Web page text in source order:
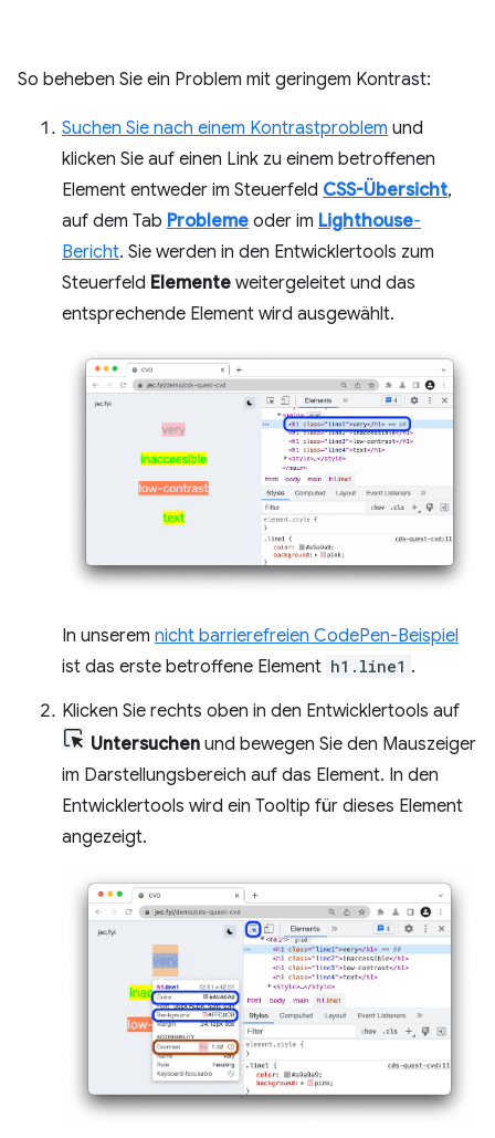
So beheben Sie ein Problem mit geringem Kontrast:
Suchen Sie nach einem Kontrastproblem und
klicken Sie auf einen Link zu einem betroffenen
Element entweder im Steuerfeld CSS-Übersicht,
auf dem Tab Probleme oder im Lighthouse-
Bericht. Sie werden in den Entwicklertools zum
Steuerfeld Elemente weitergeleitet und das
entsprechende Element wird ausgewählt.
In unserem nicht barrierefreien CodePen-Beispiel
ist das erste betroffene Element h1.line1 .
Klicken Sie rechts oben in den Entwicklertools auf
Untersuchen und bewegen Sie den Mauszeiger
im Darstellungsbereich auf das Element. In den
Entwicklertools wird ein Tooltip für dieses Element
angezeigt.